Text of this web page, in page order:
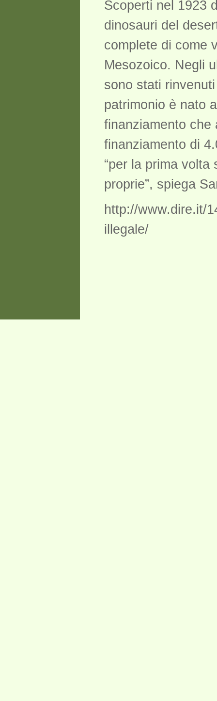
Scoperti nel 1923
dinosauri del
complete di come
Mesozoico. Negli
sono stati
patrimonio è nato
finanziamento che
finanziamento di
“per la prima
proprie”, spiega
http://www.dire.it/
illegale/